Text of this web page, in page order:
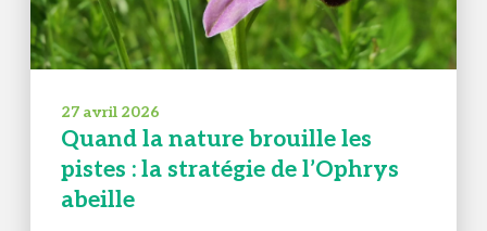
27 avril 2026
Quand la nature brouille les
pistes : la stratégie de l’Ophrys
abeille